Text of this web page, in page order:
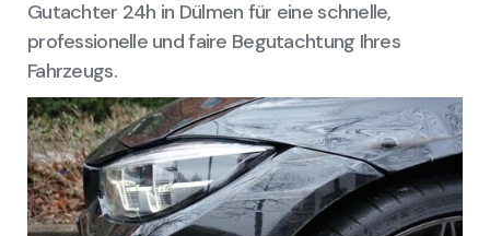
Gutachter 24h in Dülmen für eine schnelle,
professionelle und faire Begutachtung Ihres
Fahrzeugs.